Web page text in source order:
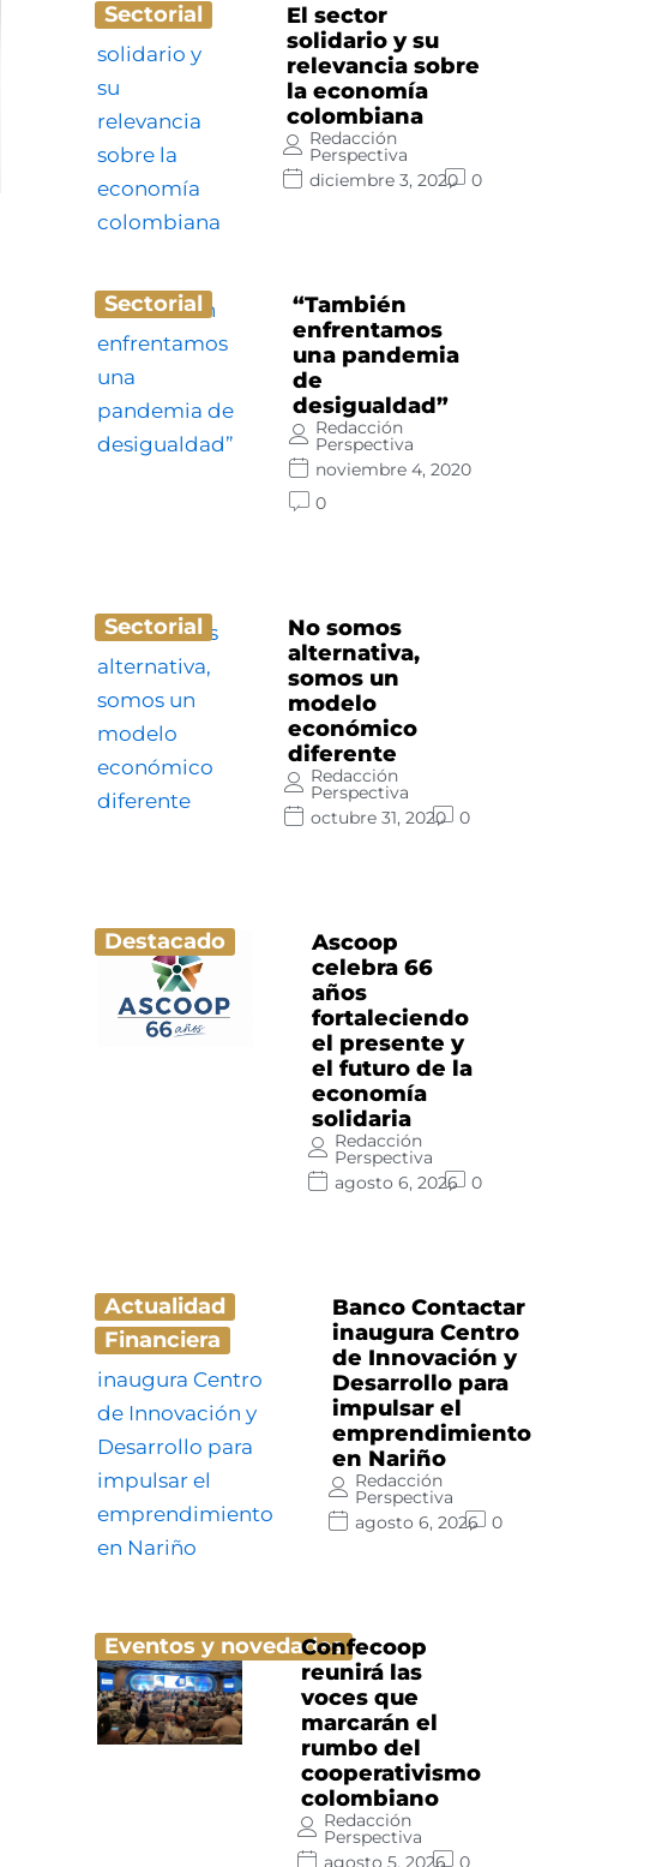
Sectorial
El sector
solidario y su
relevancia sobre
la economía
colombiana
Redacción
Perspectiva
diciembre 3, 2020
0
Sectorial
“También
enfrentamos
una pandemia
de
desigualdad”
Redacción
Perspectiva
noviembre 4, 2020
0
Sectorial
No somos
alternativa,
somos un
modelo
económico
diferente
Redacción
Perspectiva
octubre 31, 2020
0
Destacado
Ascoop
celebra 66
años
fortaleciendo
el presente y
el futuro de la
economía
solidaria
Redacción
Perspectiva
agosto 6, 2026
0
Actualidad
Financiera
Banco Contactar
inaugura Centro
de Innovación y
Desarrollo para
impulsar el
emprendimiento
en Nariño
Redacción
Perspectiva
agosto 6, 2026
0
Eventos y novedadesConfecoop
reunirá las
voces que
marcarán el
rumbo del
cooperativismo
colombiano
Redacción
Perspectiva
agosto 5, 2026
0